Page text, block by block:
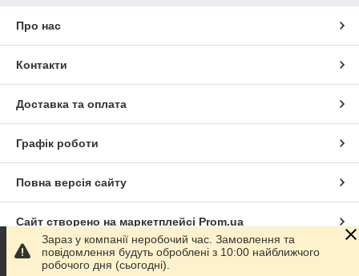
Про нас
Контакти
Доставка та оплата
Графік роботи
Повна версія сайту
Сайт створено на маркетплейсі Prom.ua
Політика конфіденційності
Зараз у компанії неробочий час. Замовлення та
повідомлення будуть оброблені з 10:00 найближчого
робочого дня (сьогодні).